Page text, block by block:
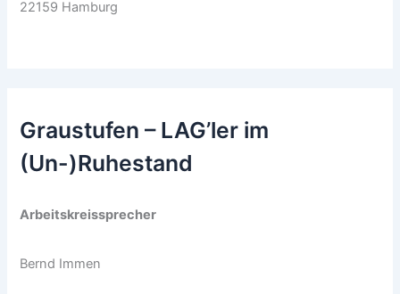
22159 Hamburg
Graustufen – LAG’ler im
(Un-)Ruhestand
Arbeitskreissprecher
Bernd Immen